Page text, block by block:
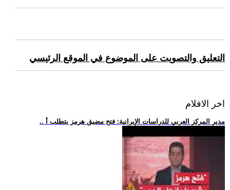
التعليق والتصويت على الموضوع في الموقع الرئيسي
اخر الافلام
.. مدير المركز العربي للدراسات الإيرانية: فتح مضيق هرمز يتطلب أ